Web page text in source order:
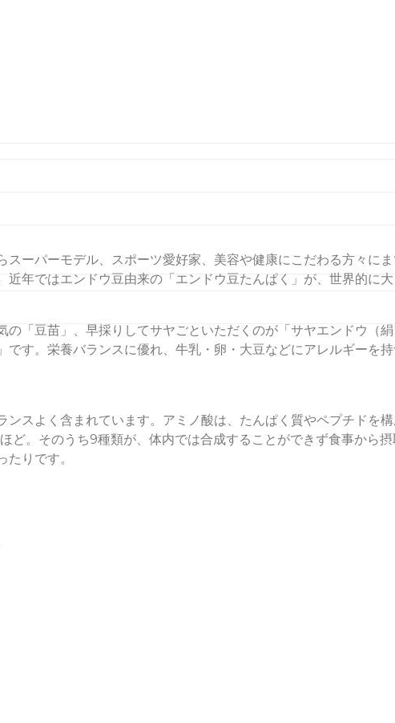
へ。
ーパーモデル、スポーツ愛好家、美容や健康にこだわる方々に
年ではエンドウ豆由来の「エンドウ豆たんぱく」が、世界的に大
「豆苗」、早採りしてサヤごといただくのが「サヤエンドウ（
す。栄養バランスに優れ、牛乳・卵・大豆などにアレルギーを
スよく含まれています。アミノ酸は、たんぱく質やペプチドを
。そのうち9種類が、体内では合成することができず食事から
りです。